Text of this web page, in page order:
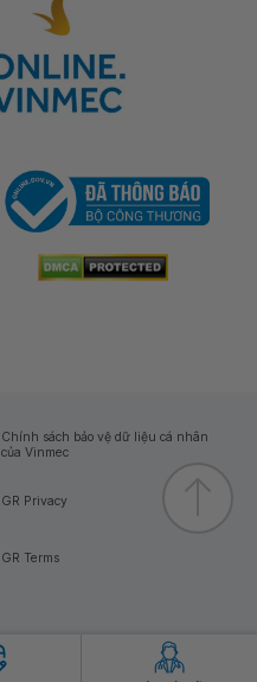
Chính sách bảo vệ dữ liệu cá nhân
của Vinmec
GR Privacy
GR Terms